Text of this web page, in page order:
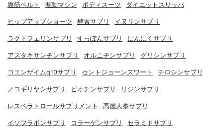
腹筋ベルト 振動マシン ボディスーツ ダイエットスリッパ
ヒップアップショーツ 酵素サプリ イヌリンサプリ
ラクトフェリンサプリ すっぽんサプリ にんにくサプリ
アスタキサンチンサプリ オルニチンサプリ グリシンサプリ
コエンザイムq10サプリ セントジョーンズワート チロシンサプリ
ノコギリヤシサプリ ビオチンサプリ リジンサプリ
レスベラトロールサプリメント 高麗人参サプリ
イソフラボンサプリ コラーゲンサプリ セラミドサプリ